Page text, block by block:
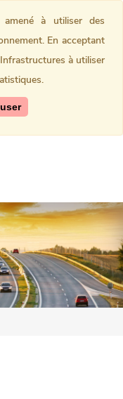
à utiliser des
En acceptant
à utiliser